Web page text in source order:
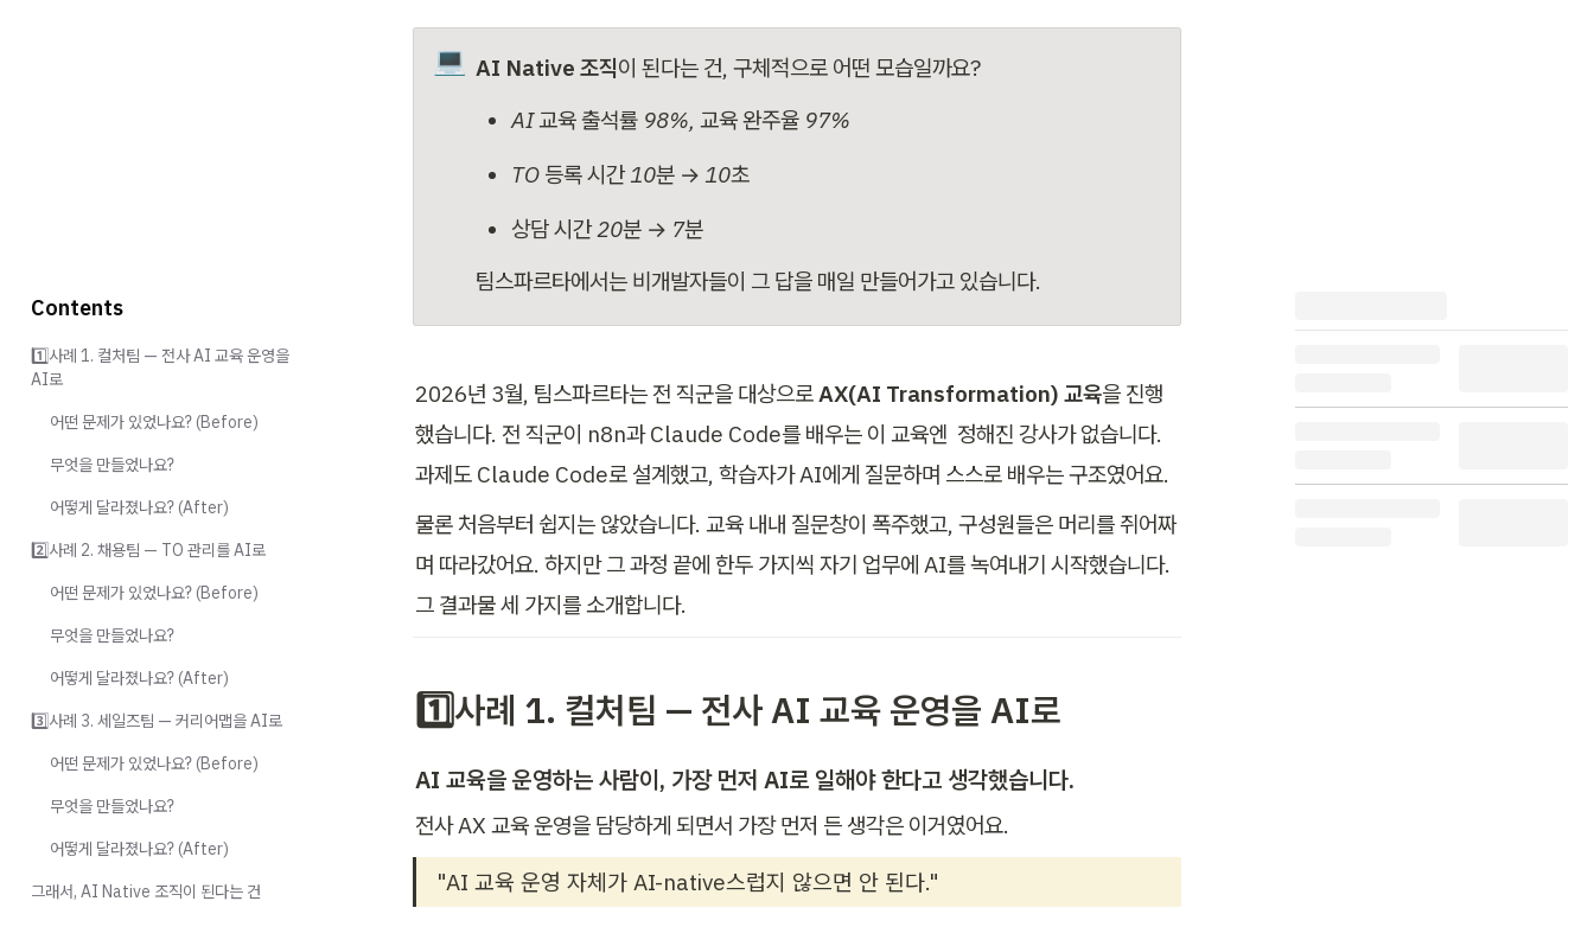
💻 AI Native 조직이 된다는 건, 구체적으로 어떤 모습일까요?
AI 교육 출석률 98%, 교육 완주율 97%
TO 등록 시간 10분 → 10초
상담 시간 20분 → 7분
팀스파르타에서는 비개발자들이 그 답을 매일 만들어가고 있습니다.
2026년 3월, 팀스파르타는 전 직군을 대상으로 AX(AI Transformation) 교육을 진행
했습니다. 전 직군이 n8n과 Claude Code를 배우는 이 교육엔  정해진 강사가 없습니다.
과제도 Claude Code로 설계했고, 학습자가 AI에게 질문하며 스스로 배우는 구조였어요.
물론 처음부터 쉽지는 않았습니다. 교육 내내 질문창이 폭주했고, 구성원들은 머리를 쥐어짜
며 따라갔어요. 하지만 그 과정 끝에 한두 가지씩 자기 업무에 AI를 녹여내기 시작했습니다.
그 결과물 세 가지를 소개합니다.
1️⃣사례 1. 컬처팀 — 전사 AI 교육 운영을 AI로
AI 교육을 운영하는 사람이, 가장 먼저 AI로 일해야 한다고 생각했습니다.
전사 AX 교육 운영을 담당하게 되면서 가장 먼저 든 생각은 이거였어요.
"AI 교육 운영 자체가 AI-native스럽지 않으면 안 된다."
Contents
1️⃣사례 1. 컬처팀 — 전사 AI 교육 운영을
AI로
어떤 문제가 있었나요? (Before)
무엇을 만들었나요?
어떻게 달라졌나요? (After)
2️⃣사례 2. 채용팀 — TO 관리를 AI로
어떤 문제가 있었나요? (Before)
무엇을 만들었나요?
어떻게 달라졌나요? (After)
3️⃣사례 3. 세일즈팀 — 커리어맵을 AI로
어떤 문제가 있었나요? (Before)
무엇을 만들었나요?
어떻게 달라졌나요? (After)
그래서, AI Native 조직이 된다는 건